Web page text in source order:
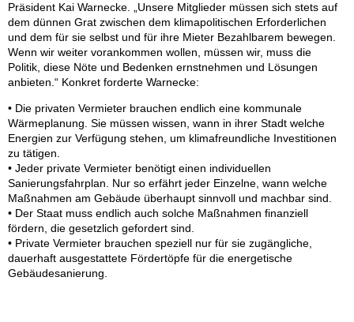
Präsident Kai Warnecke. „Unsere Mitglieder müssen sich stets auf
dem dünnen Grat zwischen dem klimapolitischen Erforderlichen
und dem für sie selbst und für ihre Mieter Bezahlbarem bewegen.
Wenn wir weiter vorankommen wollen, müssen wir, muss die
Politik, diese Nöte und Bedenken ernstnehmen und Lösungen
anbieten.“ Konkret forderte Warnecke:
• Die privaten Vermieter brauchen endlich eine kommunale
Wärmeplanung. Sie müssen wissen, wann in ihrer Stadt welche
Energien zur Verfügung stehen, um klimafreundliche Investitionen
zu tätigen.
• Jeder private Vermieter benötigt einen individuellen
Sanierungsfahrplan. Nur so erfährt jeder Einzelne, wann welche
Maßnahmen am Gebäude überhaupt sinnvoll und machbar sind.
• Der Staat muss endlich auch solche Maßnahmen finanziell
fördern, die gesetzlich gefordert sind.
• Private Vermieter brauchen speziell nur für sie zugängliche,
dauerhaft ausgestattete Fördertöpfe für die energetische
Gebäudesanierung.